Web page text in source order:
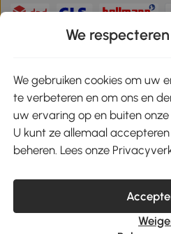
Download de app en
MH Handel GmbH,
We
We gebruiken cookies om uw
te verbeteren en om ons en
uw ervaring op en buiten
U kunt ze allemaal
beheren. Lees onze